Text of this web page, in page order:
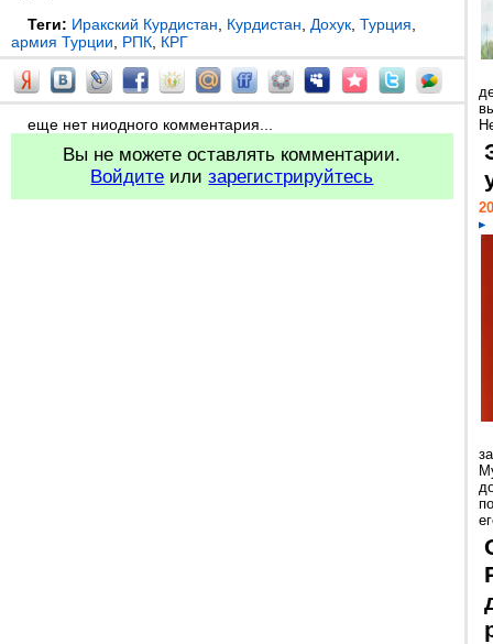
Теги: Иракский Курдистан Курдистан Дохук Турция
армия Турции
РПК КРГ
еще нет ниодного комментария...
Вы не можете оставлять комментарии.
Войдите илизарегистрируйтесь